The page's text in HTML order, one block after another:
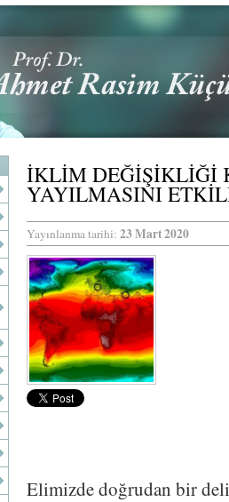
İKLİM DEĞİŞİKLİĞİ
YAYILMASINI
Yayınlanma tarihi: 23 Mart 2020
Elimizde doğrudan bir